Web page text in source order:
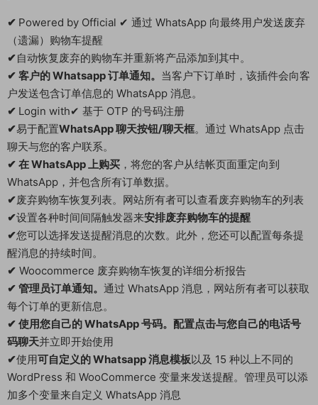
✔ Powered by Official ✔ 通过 WhatsApp 向最终用户发送废弃
（遗漏）购物车提醒
✔自动恢复废弃的购物车并重新将产品添加到其中。
✔ 客户的 Whatsapp 订单通知。 当客户下订单时，该插件会向客
户发送包含订单信息的 WhatsApp 消息。
✔ Login with✔ 基于 OTP 的号码注册
✔易于配置WhatsApp 聊天按钮/聊天框。通过 WhatsApp 点击
聊天与您的客户联系。
✔ 在 WhatsApp 上购买 ，将您的客户从结帐页面重定向到
WhatsApp，并包含所有订单数据。
✔废弃购物车恢复列表。网站所有者可以查看废弃购物车的列表
✔设置各种时间间隔触发器来安排废弃购物车的提醒
✔您可以选择发送提醒消息的次数。此外，您还可以配置每条提
醒消息的持续时间。
✔ Woocommerce 废弃购物车恢复的详细分析报告
✔ 管理员订单通知。 通过 WhatsApp 消息，网站所有者可以获取
每个订单的更新信息。
✔ 使用您自己的 WhatsApp 号码。配置点击与您自己的电话号
码聊天并立即开始使用
✔使用可自定义的 Whatsapp 消息模板以及 15 种以上不同的
WordPress 和 WooCommerce 变量来发送提醒。管理员可以添
加多个变量来自定义 WhatsApp 消息